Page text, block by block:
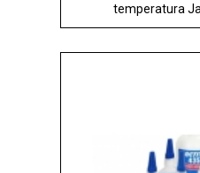
temperatura